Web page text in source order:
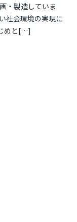
・製造していま
社会環境の実現に
めと[…]